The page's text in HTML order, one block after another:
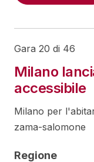
Gara 20 di 46
Milano
accessibile
Milano per
zama-salomone
Regione